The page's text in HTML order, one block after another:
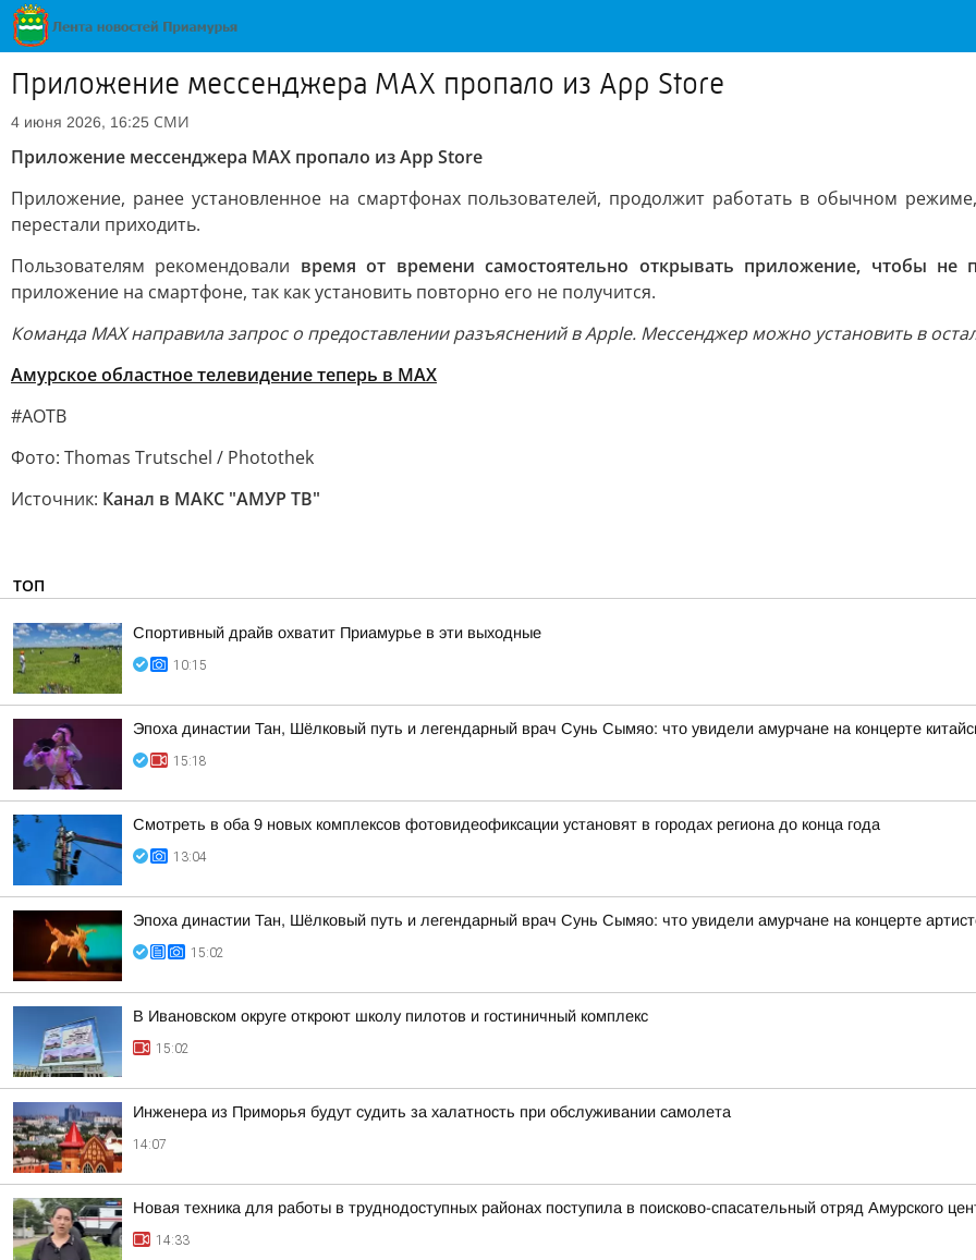
Приложение мессенджера МАХ пропало из App Store
4 июня 2026, 16:25 СМИ
Приложение мессенджера МАХ пропало из App Store
Приложение, ранее установленное на смартфонах пользователей, продолжит работать в обычном
перестали приходить.
Пользователям рекомендовали время от времени самостоятельно открывать приложение, чтобы не
приложение на смартфоне, так как установить повторно его не получится.
Команда МАХ направила запрос о предоставлении разъяснений в Apple. Мессенджер можно установить в
Амурское областное телевидение теперь в МАХ
#АОТВ
Фото: Thomas Trutschel / Photothek
Источник: Канал в МАКС "АМУР ТВ"
ТОП
Спортивный драйв охватит Приамурье в эти выходные
10:15
Эпоха династии Тан, Шёлковый путь и легендарный врач Сунь Сымяо: что увидели амурчане на концерте
15:18
Смотреть в оба 9 новых комплексов фотовидеофиксации установят в городах региона до конца года
13:04
Эпоха династии Тан, Шёлковый путь и легендарный врач Сунь Сымяо: что увидели амурчане на концерте
15:02
В Ивановском округе откроют школу пилотов и гостиничный комплекс
15:02
Инженера из Приморья будут судить за халатность при обслуживании самолета
14:07
Новая техника для работы в труднодоступных районах поступила в поисково-спасательный отряд Амурского
14:33